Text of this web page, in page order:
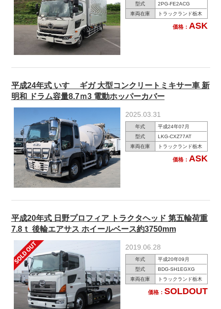
型式
2PG-FE2ACG
車両在庫
トラックランド栃木
価格： ASK
平成24年式 いすゞ ギガ 大型コンクリートミキサー車 新
明和 ドラム容量8.7ｍ3 電動ホッパーカバー
2025.03.31
年式
平成24年07月
型式
LKG-CXZ77AT
車両在庫
トラックランド栃木
価格： ASK
平成20年式 日野プロフィア トラクタヘッド 第五輪荷重
7.8ｔ 後輪エアサス ホイールベース約3750mm
2019.06.28
年式
平成20年09月
型式
BDG-SH1EGXG
車両在庫
トラックランド栃木
価格： SOLDOUT